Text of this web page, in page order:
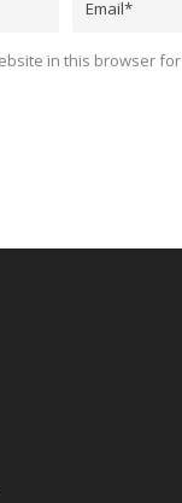
in this browser